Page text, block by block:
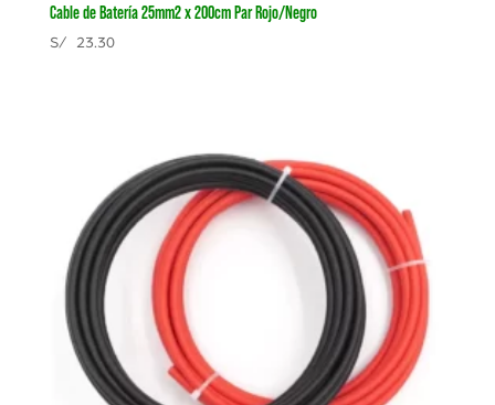
Cable de Batería 25mm2 x 200cm Par Rojo/Negro
S/23.30